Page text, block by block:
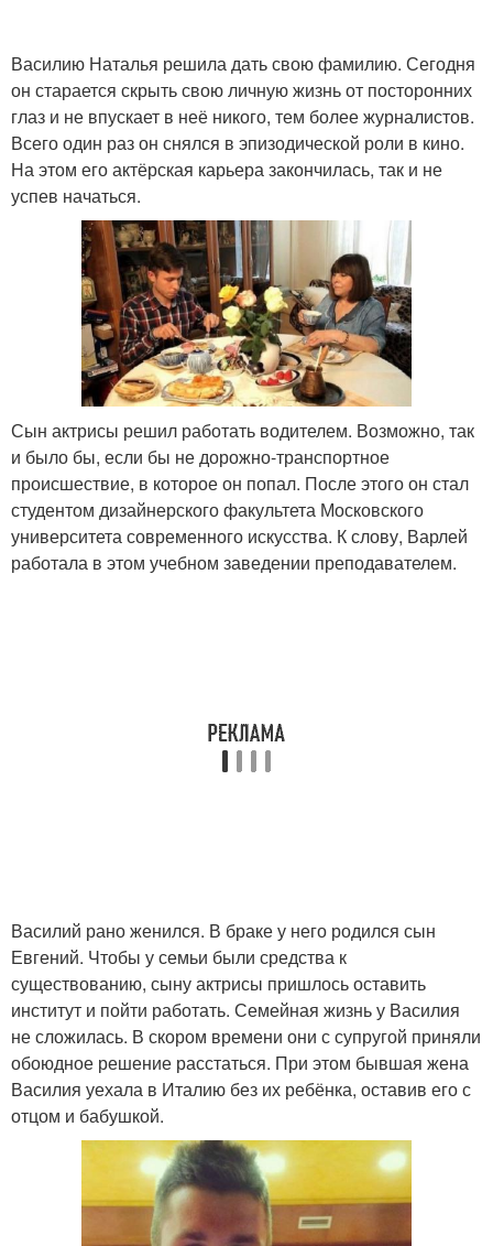
Василию Наталья решила дать свою фамилию. Сегодня
он старается скрыть свою личную жизнь от посторонних
глаз и не впускает в неё никого, тем более журналистов.
Всего один раз он снялся в эпизодической роли в кино.
На этом его актёрская карьера закончилась, так и не
успев начаться.
Сын актрисы решил работать водителем. Возможно, так
и было бы, если бы не дорожно-транспортное
происшествие, в которое он попал. После этого он стал
студентом дизайнерского факультета Московского
университета современного искусства. К слову, Варлей
работала в этом учебном заведении преподавателем.
Василий рано женился. В браке у него родился сын
Евгений. Чтобы у семьи были средства к
существованию, сыну актрисы пришлось оставить
институт и пойти работать. Семейная жизнь у Василия
не сложилась. В скором времени они с супругой приняли
обоюдное решение расстаться. При этом бывшая жена
Василия уехала в Италию без их ребёнка, оставив его с
отцом и бабушкой.